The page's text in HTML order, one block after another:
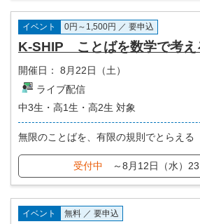
イベント 0円～1,500円 ／ 要申込
K-SHIP ことばを数学で考え
開催日：
8月22日（土）
ライブ配信
中3生・高1生・高2生 対象
無限のことばを、有限の規則でとらえる
受付中 ～8月12日（水）
イベント 無料 ／ 要申込